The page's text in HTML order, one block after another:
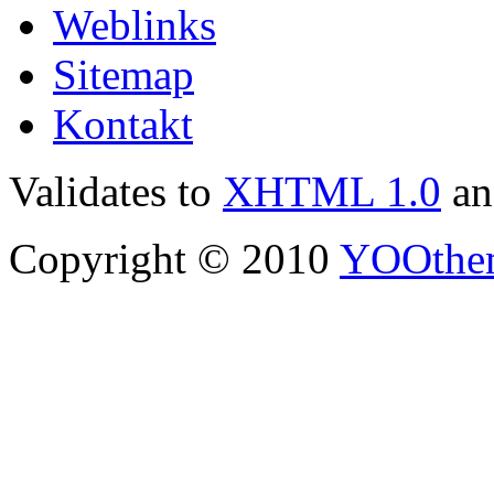
Weblinks
Sitemap
Kontakt
Validates to XHTML 1.0
Copyright © 2010